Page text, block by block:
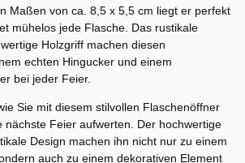
Maßen von ca. 8,5 x 5,5 cm liegt er perfekt
mühelos jede Flasche. Das rustikale
Holzgriff machen diesen
echten Hingucker und einem
bei jeder Feier.
Sie mit diesem stilvollen Flaschenöffner
nächste Feier aufwerten. Der hochwertige
Design machen ihn nicht nur zu einem
auch zu einem dekorativen Element